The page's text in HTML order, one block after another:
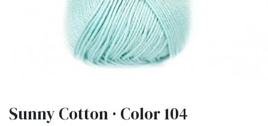
Sunny Cotton · Color 104